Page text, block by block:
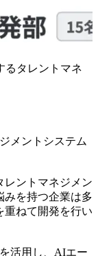
るタレントマネ
メントシステム
レントマネジメン
みを持つ企業は多
重ねて開発を行い
活用し、AIエー